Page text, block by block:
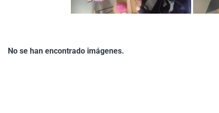
No se han encontrado imágenes.